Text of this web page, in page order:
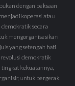
dengan paksaan
koperasi atau
secara
mengorganisasikan
yang setengah hati
demokratik
kekuatannya,
untuk bergerak